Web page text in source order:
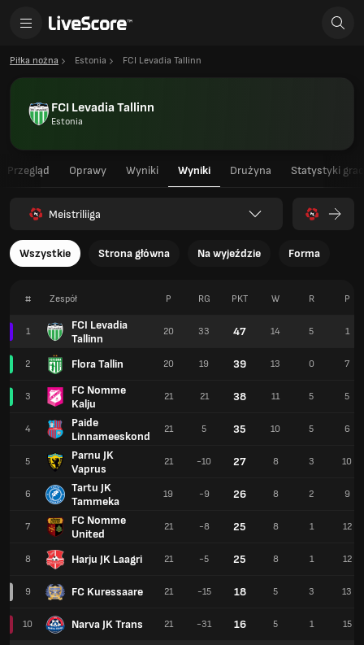
Piłka nożna Estonia FCI Levadia Tallinn
FCI Levadia Tallinn
Estonia
Przegląd Oprawy Wyniki Wyniki Drużyna Statystyki
Meistriliiga
Wszystkie Strona główna Na wyjeździe Forma
# Zespół
1
FCI Levadia
Tallinn
2 Flora Tallin
3
FC Nomme
Kalju
4
Paide
Linnameeskond
5
Parnu JK
Vaprus
6
Tartu JK
Tammeka
7
FC Nomme
United
8 Harju JK Laagri
9 FC Kuressaare
10 Narva JK Trans
P RG PKT W R P
20 33 47 14 5 1
20 19 39 13 0 7
21 21 38 11 5 5
21 5 35 10 5 6
21 -10 27 8 3 10
19 -9 26 8 2 9
21 -8 25 8 1 12
21 -5 25 8 1 12
21 -15 18 5 3 13
21 -31 16 5 1 15